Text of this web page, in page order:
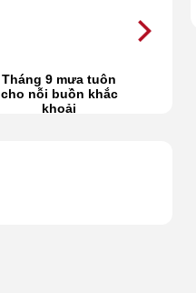
Tháng 9 mưa tuôn
cho nỗi buồn khắc
khoải